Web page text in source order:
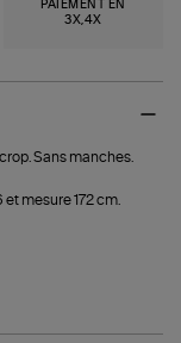
PAIEMENT EN
3X,4X
Sans manches.
mesure 172 cm.